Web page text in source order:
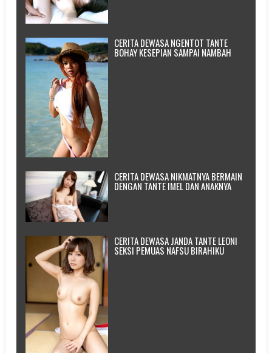
CERITA DEWASA NGENTOT TANTE
BOHAY KESEPIAN SAMPAI NAMBAH
CERITA DEWASA NIKMATNYA BERMAIN
DENGAN TANTE IMEL DAN ANAKNYA
CERITA DEWASA JANDA TANTE LEONI
SEKSI PEMUAS NAFSU BIRAHIKU